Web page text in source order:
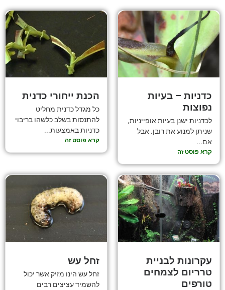
כדניות – בעיות
נפוצות
לכדניות ישנן בעיות אופייניות,
שניתן למנוע את רובן. אבל
אם...
קרא פוסט זה
הכנת ייחורי כדנית
כל מגדל כדנית מחליט
להתנסות בשלב כלשהו בריבוי
כדניות באמצעות...
קרא פוסט זה
עקרונות לבניית
טרריום לצמחים
טורפים
זחל עש
זחל עש הינו מזיק אשר יכול
להשמיד עציצים רבים